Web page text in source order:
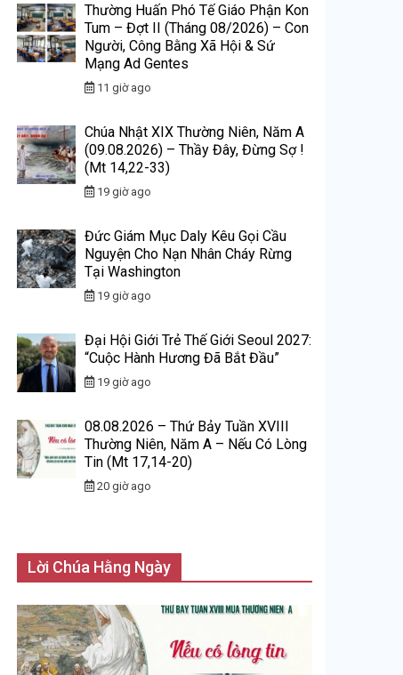
Thường Huấn Phó Tế Giáo Phận Kon
Tum – Đợt II (Tháng 08/2026) – Con
Người, Công Bằng Xã Hội & Sứ
Mạng Ad Gentes
11 giờ ago
Chúa Nhật XIX Thường Niên, Năm A
(09.08.2026) – Thầy Đây, Đừng Sợ !
(Mt 14,22-33)
19 giờ ago
Đức Giám Mục Daly Kêu Gọi Cầu
Nguyện Cho Nạn Nhân Cháy Rừng
Tại Washington
19 giờ ago
Đại Hội Giới Trẻ Thế Giới Seoul 2027:
“Cuộc Hành Hương Đã Bắt Đầu”
19 giờ ago
08.08.2026 – Thứ Bảy Tuần XVIII
Thường Niên, Năm A – Nếu Có Lòng
Tin (Mt 17,14-20)
20 giờ ago
Lời Chúa Hằng Ngày